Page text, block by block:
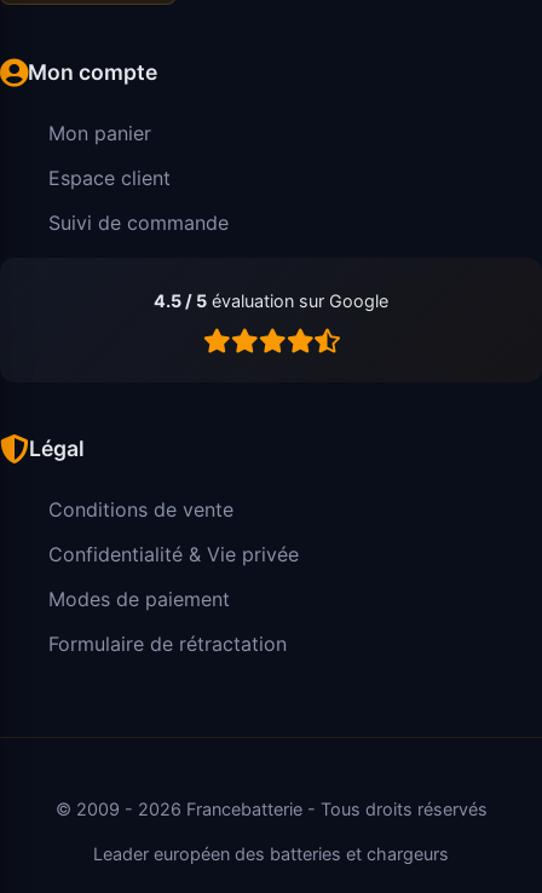
Mon compte
Mon panier
Espace client
Suivi de commande
4.5 / 5 évaluation sur Google
Légal
Conditions de vente
Confidentialité & Vie privée
Modes de paiement
Formulaire de rétractation
© 2009 - 2026 Francebatterie - Tous droits réservés
Leader européen des batteries et chargeurs